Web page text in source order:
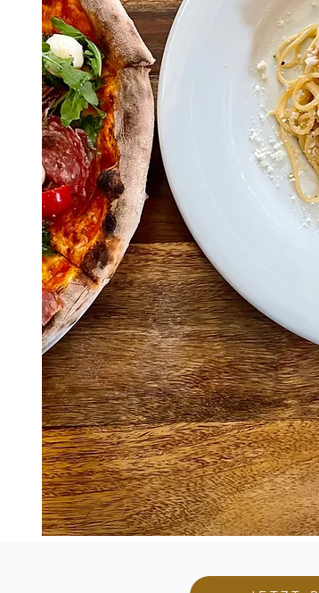
haben wir geschlossen. Dann freuen wir uns auf